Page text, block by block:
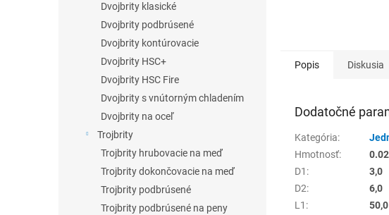
Dvojbrity klasické
Dvojbrity podbrúsené
Dvojbrity kontúrovacie
Dvojbrity HSC+
Dvojbrity HSC Fire
Dvojbrity s vnútorným chladením
Dvojbrity na oceľ
Trojbrity
Trojbrity hrubovacie na meď
Trojbrity dokončovacie na meď
Trojbrity podbrúsené
Trojbrity podbrúsené na peny
Popis Diskusia
Dodatočné
Kategória:
Hmotnosť:
D1 :
3,0
D2:
6,0
L1 :
50,0